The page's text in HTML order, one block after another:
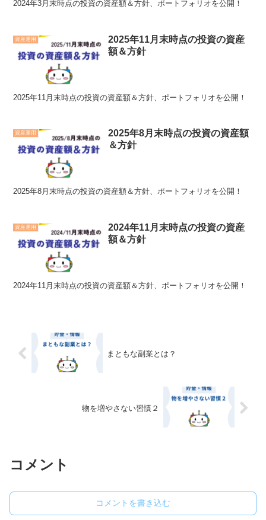
2024年3月末時点の投資の資産額＆方針、ポートフォリオを公開！
資産運用
2025年11月末時点の投資の資産
額＆方針
2025年11月末時点の投資の資産額＆方針、ポートフォリオを公開！
資産運用
2025年8月末時点の投資の資産額
＆方針
2025年8月末時点の投資の資産額＆方針、ポートフォリオを公開！
資産運用
2024年11月末時点の投資の資産
額＆方針
2024年11月末時点の投資の資産額＆方針、ポートフォリオを公開！
まともな副業とは？
物を増やさない習慣２
コメント
コメントを書き込む